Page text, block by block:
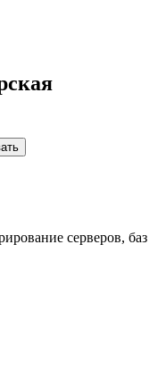
серверов, баз